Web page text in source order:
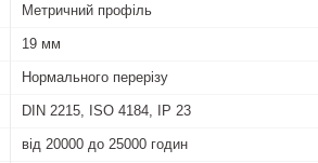
Метричний профіль
19 мм
Нормального перерізу
DIN 2215, ISO 4184, IP 23
від 20000 до 25000 годин